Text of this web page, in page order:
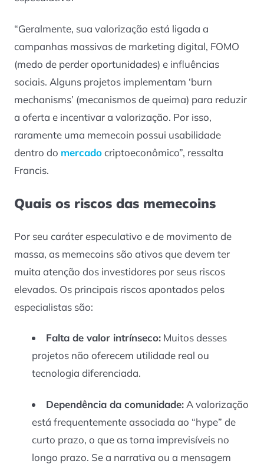
“Geralmente, sua valorização está ligada a
campanhas massivas de marketing digital, FOMO
(medo de perder oportunidades) e influências
sociais. Alguns projetos implementam ‘burn
mechanisms’ (mecanismos de queima) para reduzir
a oferta e incentivar a valorização. Por isso,
raramente uma memecoin possui usabilidade
dentro do mercadocriptoeconômico”, ressalta
Francis.
Quais os riscos das memecoins
Por seu caráter especulativo e de movimento de
massa, as memecoins são ativos que devem ter
muita atenção dos investidores por seus riscos
elevados. Os principais riscos apontados pelos
especialistas são:
Falta de valor intrínseco:Muitos desses
projetos não oferecem utilidade real ou
tecnologia diferenciada.
Dependência da comunidade:A valorização
está frequentemente associada ao “hype” de
curto prazo, o que as torna imprevisíveis no
longo prazo. Se a narrativa ou a mensagem